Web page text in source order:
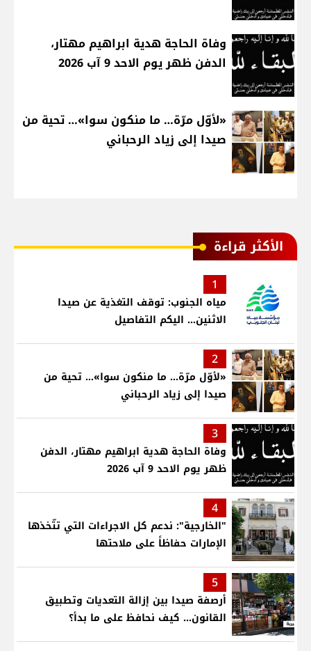
وفاة الحاجة هدية ابراهيم مهتار،
الدفن ظهر يوم الاحد 9 آب 2026
«لأوّل مرّة… ما منكون سوا»… تحية من
صيدا إلى زياد الرحباني
الأكثر قراءة
1
مياه الجنوب: توقف التغذية عن صيدا
الاثنين... اليكم التفاصيل
2
«لأوّل مرّة… ما منكون سوا»… تحية من
صيدا إلى زياد الرحباني
3
وفاة الحاجة هدية ابراهيم مهتار، الدفن
ظهر يوم الاحد 9 آب 2026
4
"الخارجية": ندعم كل الاجراءات التي تتّخذها
الإمارات حفاظاً على ملاحتها
5
أرصفة صيدا بين إزالة التعديات وتطبيق
القانون... كيف نحافظ على ما بدأ؟